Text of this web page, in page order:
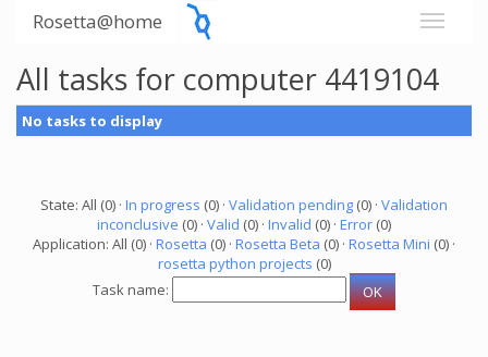
Rosetta@home
All tasks for computer 4419104
No tasks to display
State: All (0) · In progress (0) · Validation pending (0) · Validation
inconclusive (0) · Valid (0) · Invalid (0) · Error (0)
Application: All (0) · Rosetta (0) · Rosetta Beta (0) · Rosetta Mini (0) ·
rosetta python projects (0)
Task name: